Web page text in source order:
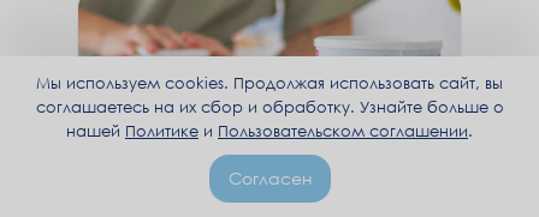
документы. Они имеют ряд отличий и
множество нюансов. И будущей маме
лучше разобраться со всеми тонкостями
ухода в декрет заранее.
Мы используем cookies. Продолжая использовать сайт, вы
соглашаетесь на их сбор и обработку. Узнайте больше о
нашей Политике и Пользовательском соглашении.
Согласен